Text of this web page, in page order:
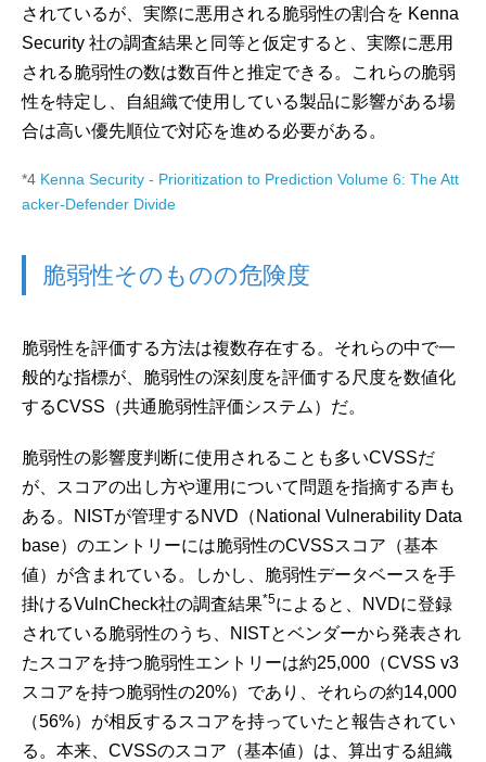
されているが、実際に悪用される脆弱性の割合を Kenna
Security 社の調査結果と同等と仮定すると、実際に悪用
される脆弱性の数は数百件と推定できる。これらの脆弱
性を特定し、自組織で使用している製品に影響がある場
合は高い優先順位で対応を進める必要がある。
*4 Kenna Security - Prioritization to Prediction Volume 6: The Att
acker-Defender Divide
脆弱性そのものの危険度
脆弱性を評価する方法は複数存在する。それらの中で一
般的な指標が、脆弱性の深刻度を評価する尺度を数値化
するCVSS（共通脆弱性評価システム）だ。
脆弱性の影響度判断に使用されることも多いCVSSだ
が、スコアの出し方や運用について問題を指摘する声も
ある。NISTが管理するNVD（National Vulnerability Data
base）のエントリーには脆弱性のCVSSスコア（基本
値）が含まれている。しかし、脆弱性データベースを手
掛けるVulnCheck社の調査結果*5によると、NVDに登録
されている脆弱性のうち、NISTとベンダーから発表され
たスコアを持つ脆弱性エントリーは約25,000（CVSS v3
スコアを持つ脆弱性の20%）であり、それらの約14,000
（56%）が相反するスコアを持っていたと報告されてい
る。本来、CVSSのスコア（基本値）は、算出する組織